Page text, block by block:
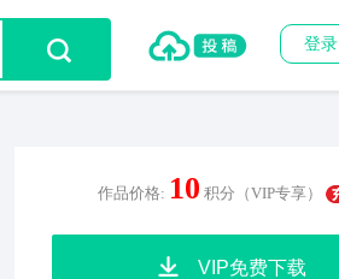
登录
作品价格: 10 积分（VIP专享）
VIP免费下载